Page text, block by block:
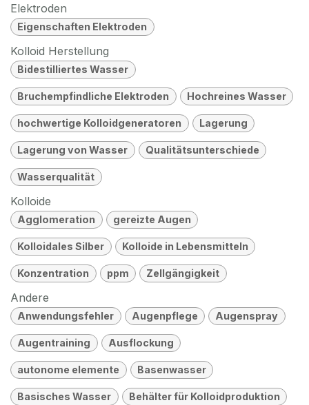
Elektroden
Eigenschaften Elektroden
Kolloid Herstellung
Bidestilliertes Wasser
Bruchempfindliche Elektroden Hochreines Wasser
hochwertige Kolloidgeneratoren Lagerung
Lagerung von Wasser Qualitätsunterschiede
Wasserqualität
Kolloide
Agglomeration gereizte Augen
Kolloidales Silber Kolloide in Lebensmitteln
Konzentration ppm Zellgängigkeit
Andere
Anwendungsfehler Augenpflege Augenspray
Augentraining Ausflockung
autonome elemente Basenwasser
Basisches Wasser Behälter für Kolloidproduktion